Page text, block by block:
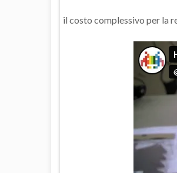
il costo complessivo per la